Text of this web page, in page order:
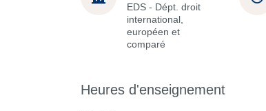
EDS - Dépt. droit
international,
européen et
comparé
Heures d'enseignement